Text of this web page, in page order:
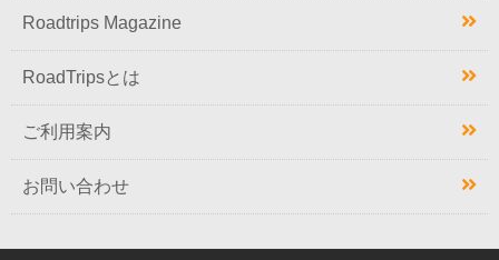
Roadtrips Magazine
RoadTripsとは
ご利用案内
お問い合わせ